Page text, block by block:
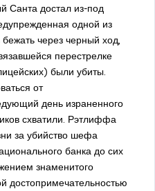
Санта достал из-под
одной из
через черный ход,
перестрелке
были убиты.
от
день израненного
схватили. Рэтлиффа
за убийство шефа
банка до сих
знаменитого
достопримечательностью